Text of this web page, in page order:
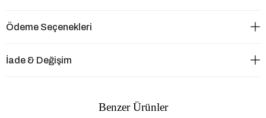
Ödeme Seçenekleri
İade & Değişim
Benzer Ürünler